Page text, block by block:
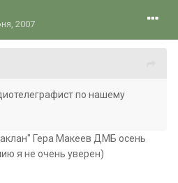
2007
по нашему
Гера Макеев ДМБ осень
я не очень уверен)